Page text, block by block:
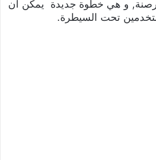
و هي خطوة جديدة يمكن أن
تحت السيطرة.